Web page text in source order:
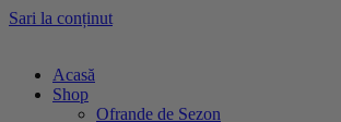
Sari la conținut
Acasă
Shop
Ofrande de Sezon